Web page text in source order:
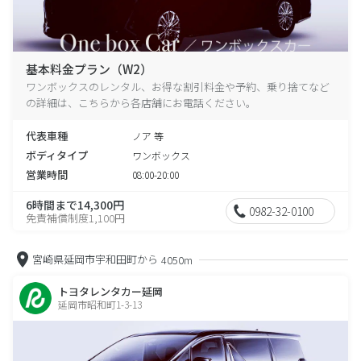
基本料金プラン（W2）
ワンボックスのレンタル、お得な割引料金や予約、乗り捨てなど
の詳細は、こちらから各店舗にお電話ください。
代表車種 ノア 等
ボディタイプ ワンボックス
営業時間 08:00-20:00
6時間まで14,300円
免責補償制度1,100円 0982-32-0100
宮崎県延岡市宇和田町から 4050m
トヨタレンタカー延岡
延岡市昭和町1-3-13